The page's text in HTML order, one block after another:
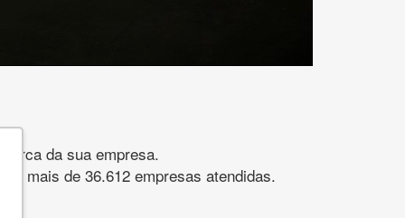
da sua empresa.
mais de 36.612 empresas atendidas.